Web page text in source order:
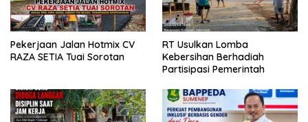
Pekerjaan Jalan Hotmix CV
RAZA SETIA Tuai Sorotan
RT Usulkan Lomba
Kebersihan Berhadiah
Partisipasi Pemerintah